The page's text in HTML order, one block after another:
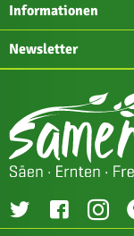
Informationen
Newsletter